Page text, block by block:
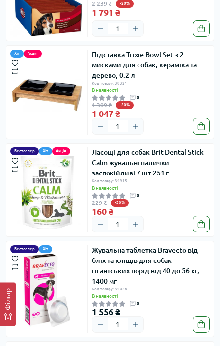
Фільтр
2 239 ₴ -20%
1 791 ₴
Хіт Акція
Підставка Trixie Bowl Set з 2
мисками для собак, кераміка та
дерево, 0.2 л
Код товару: 38321
В наявності
0
1 309 ₴ -20%
1 047 ₴
Бестселер Хіт Акція
Ласощі для собак Brit Dental Stick
Calm жувальні палички
заспокійливі 7 шт 251 г
Код товару: 34915
В наявності
0
229 ₴ -30%
160 ₴
Бестселер Хіт
Жувальна таблетка Bravecto від
бліх та кліщів для собак
гігантських порід від 40 до 56 кг,
1400 мг
Код товару: 34026
В наявності
0
1 556 ₴